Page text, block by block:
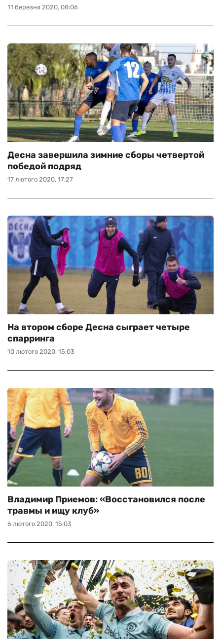
11 березня 2020, 08:06
17 лютого 2020, 17:27
Десна завершила зимние сборы четвертой
победой подряд
10 лютого 2020, 15:03
На втором сборе Десна сыграет четыре
спарринга
6 лютого 2020, 15:03
Владимир Приемов: «Восстановился после
травмы и ищу клуб»